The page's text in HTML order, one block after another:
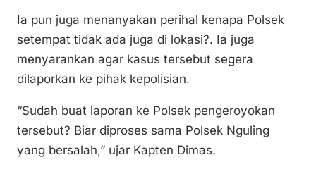
Ia pun juga menanyakan perihal kenapa Polsek
setempat tidak ada juga di lokasi?. Ia juga
menyarankan agar kasus tersebut segera
dilaporkan ke pihak kepolisian.
“Sudah buat laporan ke Polsek pengeroyokan
tersebut? Biar diproses sama Polsek Nguling
yang bersalah,” ujar Kapten Dimas.